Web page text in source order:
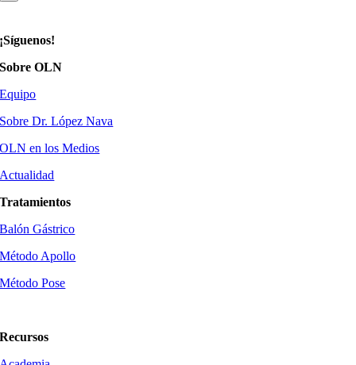
¡Síguenos!
Sobre OLN
Equipo
Sobre Dr. López Nava
OLN en los Medios
Actualidad
Tratamientos
Balón Gástrico
Método Apollo
Método Pose
Recursos